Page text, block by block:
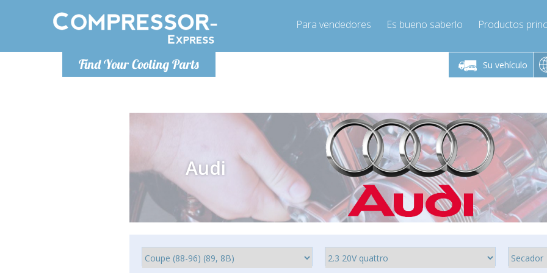
Find Your Cooling Parts
Para vendedores Es bueno saberlo Productos
Su vehículo
De lunes a viernes de 9:00 a De lunes a viernes de 9:00 a
16:00
Info@compressor-express.es
De lunes a
Audi